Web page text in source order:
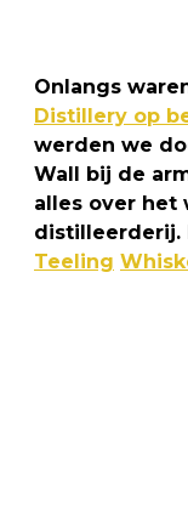
Onlangs
Distillery op
werden we
Wall bij de
alles over het
distilleerderij.
Teeling